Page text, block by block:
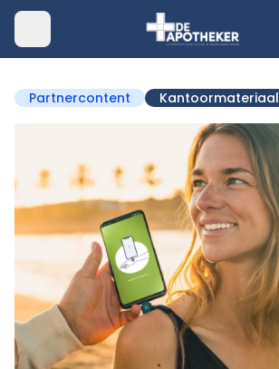
Partnercontent Kantoormateriaal